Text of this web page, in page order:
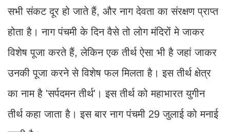
सभी संकट दूर हो जाते हैं, और नाग देवता का संरक्षण प्राप्त
होता है। नाग पंचमी के दिन वैसे तो लोग मंदिरों मे जाकर
विशेष पूजा करते हैं, लेकिन एक तीर्थ ऐसा भी है जहां जाकर
उनकी पूजा करने से विशेष फल मिलता है। इस तीर्थ क्षेत्र
का नाम है 'सर्पदमन तीर्थ'। इस तीर्थ को महाभारत युगीन
तीर्थ कहा जाता है। इस बार नाग पंचमी 29 जुलाई को मनाई